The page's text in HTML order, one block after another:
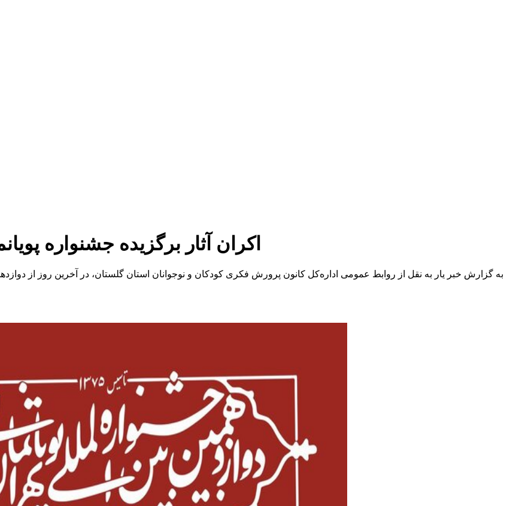
اکران آثار برگزیده جشنواره
به گزارش خبر یار به نقل از روابط عمومی اداره‌کل کانون پرورش فکری کودکان و نوجوانان استان گلستان، در آخرین روز از